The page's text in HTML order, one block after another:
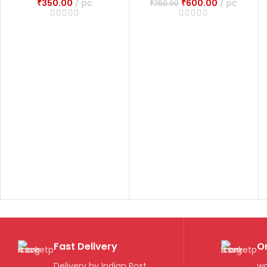
Science
₹350.00 pc ₹750.00 ₹600.00 pc
Fast Delivery